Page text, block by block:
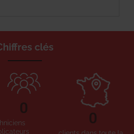
clés
0
0